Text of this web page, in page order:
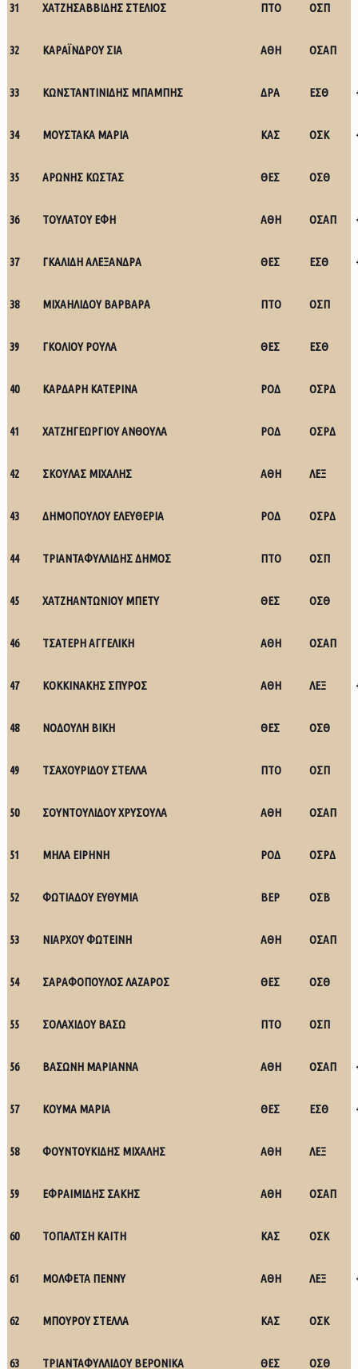
31 ΧΑΤΖΗΣΑΒΒΙΔΗΣ ΣΤΕΛΙΟΣ ΠΤΟ ΟΣΠ
32 ΚΑΡΑΪΝΔΡΟΥ ΣΙΑ ΑΘΗ ΟΣΑΠ
33 ΚΩΝΣΤΑΝΤΙΝΙΔΗΣ ΜΠΑΜΠΗΣ ΔΡΑ ΕΣΘ
34 ΜΟΥΣΤΑΚΑ ΜΑΡΙΑ ΚΑΣ ΟΣΚ
35 ΑΡΩΝΗΣ ΚΩΣΤΑΣ ΘΕΣ ΟΣΘ
36 ΤΟΥΛΑΤΟΥ ΕΦΗ ΑΘΗ ΟΣΑΠ
37 ΓΚΑΛΙΔΗ ΑΛΕΞΑΝΔΡΑ ΘΕΣ ΕΣΘ
38 ΜΙΧΑΗΛΙΔΟΥ ΒΑΡΒΑΡΑ ΠΤΟ ΟΣΠ
39 ΓΚΟΛΙΟΥ ΡΟΥΛΑ ΘΕΣ ΕΣΘ
40 ΚΑΡΔΑΡΗ ΚΑΤΕΡΙΝΑ ΡΟΔ ΟΣΡΔ
41 ΧΑΤΖΗΓΕΩΡΓΙΟΥ ΑΝΘΟΥΛΑ ΡΟΔ ΟΣΡΔ
42 ΣΚΟΥΛΑΣ ΜΙΧΑΛΗΣ ΑΘΗ ΛΕΞ
43 ΔΗΜΟΠΟΥΛΟΥ ΕΛΕΥΘΕΡΙΑ ΡΟΔ ΟΣΡΔ
44 ΤΡΙΑΝΤΑΦΥΛΛΙΔΗΣ ΔΗΜΟΣ ΠΤΟ ΟΣΠ
45 ΧΑΤΖΗΑΝΤΩΝΙΟΥ ΜΠΕΤΥ ΘΕΣ ΟΣΘ
46 ΤΣΑΤΕΡΗ ΑΓΓΕΛΙΚΗ ΑΘΗ ΟΣΑΠ
47 ΚΟΚΚΙΝΑΚΗΣ ΣΠΥΡΟΣ ΑΘΗ ΛΕΞ
48 ΝΟΔΟΥΛΗ ΒΙΚΗ ΘΕΣ ΟΣΘ
49 ΤΣΑΧΟΥΡΙΔΟΥ ΣΤΕΛΛΑ ΠΤΟ ΟΣΠ
50 ΣΟΥΝΤΟΥΛΙΔΟΥ ΧΡΥΣΟΥΛΑ ΑΘΗ ΟΣΑΠ
51 ΜΗΛΑ ΕΙΡΗΝΗ ΡΟΔ ΟΣΡΔ
52 ΦΩΤΙΑΔΟΥ ΕΥΘΥΜΙΑ ΒΕΡ ΟΣΒ
53 ΝΙΑΡΧΟΥ ΦΩΤΕΙΝΗ ΑΘΗ ΟΣΑΠ
54 ΣΑΡΑΦΟΠΟΥΛΟΣ ΛΑΖΑΡΟΣ ΘΕΣ ΟΣΘ
55 ΣΟΛΑΧΙΔΟΥ ΒΑΣΩ ΠΤΟ ΟΣΠ
56 ΒΑΣΩΝΗ ΜΑΡΙΑΝΝΑ ΑΘΗ ΟΣΑΠ
57 ΚΟΥΜΑ ΜΑΡΙΑ ΘΕΣ ΕΣΘ
58 ΦΟΥΝΤΟΥΚΙΔΗΣ ΜΙΧΑΛΗΣ ΑΘΗ ΛΕΞ
59 ΕΦΡΑΙΜΙΔΗΣ ΣΑΚΗΣ ΑΘΗ ΟΣΑΠ
60 ΤΟΠΑΛΤΣΗ ΚΑΙΤΗ ΚΑΣ ΟΣΚ
61 ΜΟΛΦΕΤΑ ΠΕΝΝΥ ΑΘΗ ΛΕΞ
62 ΜΠΟΥΡΟΥ ΣΤΕΛΛΑ ΚΑΣ ΟΣΚ
63 ΤΡΙΑΝΤΑΦΥΛΛΙΔΟΥ ΒΕΡΟΝΙΚΑ ΘΕΣ ΟΣΘ